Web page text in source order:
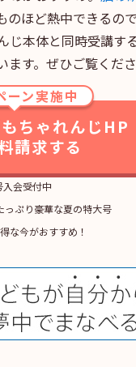
ほど熱中できるの
本体と同時受講す
す。ぜひご覧くださ
ーン実施中
もちゃれんじHP
請求する
入会受付中
っぷり豪華な夏の特大号
な今がおすすめ！